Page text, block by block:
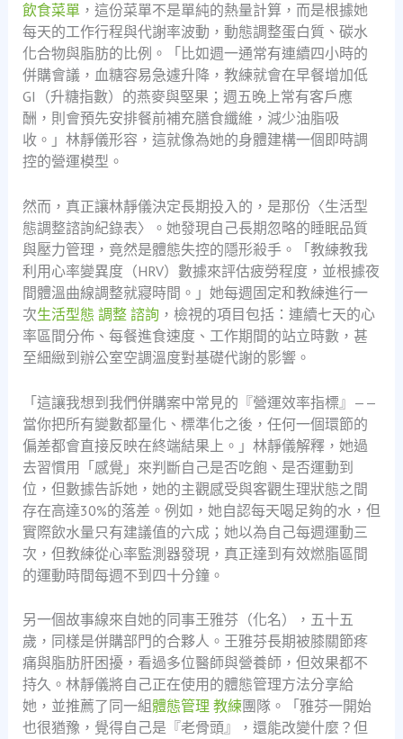
飲食菜單，這份菜單不是單純的熱量計算，而是根據她
每天的工作行程與代謝率波動，動態調整蛋白質、碳水
化合物與脂肪的比例。「比如週一通常有連續四小時的
併購會議，血糖容易急遽升降，教練就會在早餐增加低
GI（升糖指數）的燕麥與堅果；週五晚上常有客戶應
酬，則會預先安排餐前補充膳食纖維，減少油脂吸
收。」林靜儀形容，這就像為她的身體建構一個即時調
控的營運模型。
然而，真正讓林靜儀決定長期投入的，是那份〈生活型
態調整諮詢紀錄表〉。她發現自己長期忽略的睡眠品質
與壓力管理，竟然是體態失控的隱形殺手。「教練教我
利用心率變異度（HRV）數據來評估疲勞程度，並根據夜
間體溫曲線調整就寢時間。」她每週固定和教練進行一
次生活型態 調整 諮詢 ，檢視的項目包括：連續七天的心
率區間分佈、每餐進食速度、工作期間的站立時數，甚
至細緻到辦公室空調溫度對基礎代謝的影響。
「這讓我想到我們併購案中常見的『營運效率指標』——
當你把所有變數都量化、標準化之後，任何一個環節的
偏差都會直接反映在終端結果上。」林靜儀解釋，她過
去習慣用「感覺」來判斷自己是否吃飽、是否運動到
位，但數據告訴她，她的主觀感受與客觀生理狀態之間
存在高達30%的落差。例如，她自認每天喝足夠的水，但
實際飲水量只有建議值的六成；她以為自己每週運動三
次，但教練從心率監測器發現，真正達到有效燃脂區間
的運動時間每週不到四十分鐘。
另一個故事線來自她的同事王雅芬（化名），五十五
歲，同樣是併購部門的合夥人。王雅芬長期被膝關節疼
痛與脂肪肝困擾，看過多位醫師與營養師，但效果都不
持久。林靜儀將自己正在使用的體態管理方法分享給
她，並推薦了同一組體態管理 教練團隊。「雅芬一開始
也很猶豫，覺得自己是『老骨頭』，還能改變什麼？但